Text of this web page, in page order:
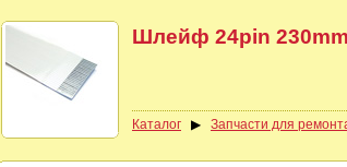
Шлейф 24pin
Каталог ▶ Запчасти для